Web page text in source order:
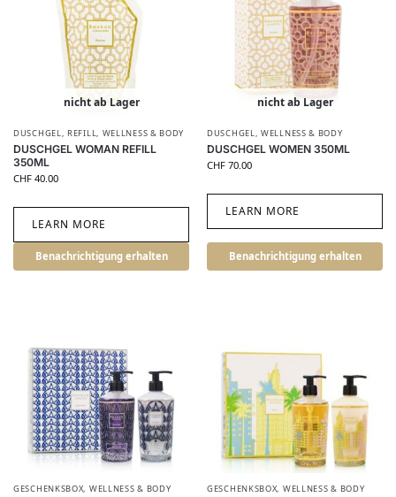
nicht ab Lager
DUSCHGEL, REFILL, WELLNESS & BODY
DUSCHGEL WOMAN REFILL
350ML
CHF 40.00
LEARN MORE
Benachrichtigung erhalten
nicht ab Lager
DUSCHGEL,WELLNESS & BODY
DUSCHGEL WOMEN 350ML
CHF 70.00
LEARN MORE
Benachrichtigung erhalten
GESCHENKSBOX, WELLNESS & BODY GESCHENKSBOX, WELLNESS & BODY